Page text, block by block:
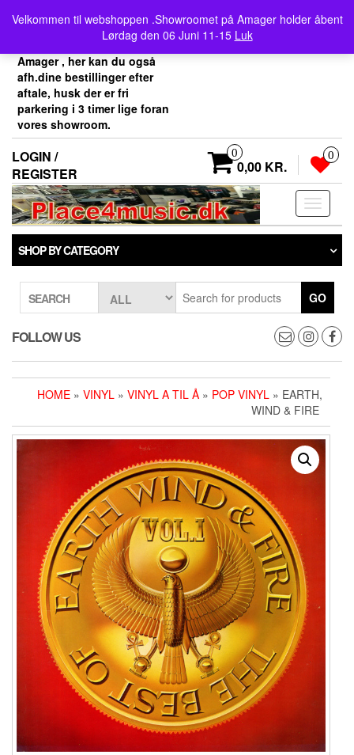
content
Velkommen til webshoppen .Showroomet på Amager holder åbent
Lørdag den 06 Juni 11-15 Luk
Velkommen her i
Place4music`s webshop .
Vores showroom ligger på
Amager , her kan du også
afh.dine bestillinger efter
aftale, husk der er fri
parkering i 3 timer lige foran
vores showroom.
LOGIN /
REGISTER
0
0,00 KR.
0
Toggle
SHOP BY CATEGORY
SEARCH GO
FOLLOW US
HOME » VINYL » VINYL A TIL Å » POP VINYL » EARTH,
WIND & FIRE ‎